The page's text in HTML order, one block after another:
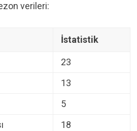
verileri:
İstatistik
23
13
5
18